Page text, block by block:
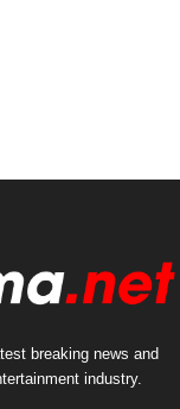
breaking news and
industry.